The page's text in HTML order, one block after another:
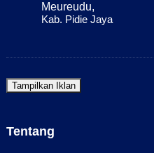
Meureudu,
Kab. Pidie Jaya
Tampilkan Iklan
Tentang